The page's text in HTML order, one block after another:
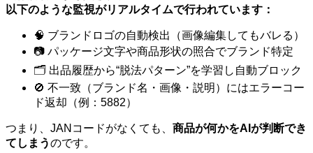
以下のような監視がリアルタイムで行われています：
🧠 ブランドロゴの自動検出（画像編集してもバレる）
📷 パッケージ文字や商品形状の照合でブランド特定
🗂️ 出品履歴から“脱法パターン”を学習し自動ブロック
🚫 不一致（ブランド名・画像・説明）にはエラーコー
ド返却（例：5882）
つまり、JANコードがなくても、 商品が何かをAIが判断でき
てしまうのです。